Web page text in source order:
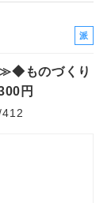
派
社
≫◆ものづくり
円
412